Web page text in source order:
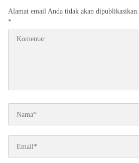
Alamat email Anda tidak akan dipublikasikan.
*